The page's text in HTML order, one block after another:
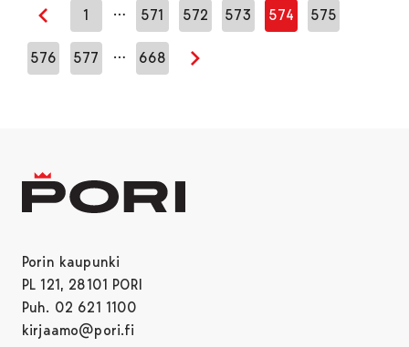
Edellinen sivu
1 … 571 572 573 574 575
576 577 … 668
Seuraava sivu
Porin kaupunki
PL 121, 28101 PORI
Puh. 02 621 1100
kirjaamo@pori.fi